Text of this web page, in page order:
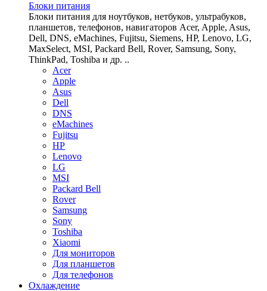
Блоки питания
Блоки питания для ноутбуков, нетбуков, ультрабуков,
планшетов, телефонов, навигаторов Acer, Apple, Asus,
Dell, DNS, eMachines, Fujitsu, Siemens, HP, Lenovo, LG,
MaxSelect, MSI, Packard Bell, Rover, Samsung, Sony,
ThinkPad, Toshiba и др. ..
Acer
Apple
Asus
Dell
DNS
eMachines
Fujitsu
HP
Lenovo
LG
MSI
Packard Bell
Rover
Samsung
Sony
Toshiba
Xiaomi
Для мониторов
Для планшетов
Для телефонов
Охлаждение